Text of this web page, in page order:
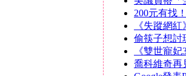
200元有找
《失蹤網
偷筷子想討
《雙世寵
喬科維奇